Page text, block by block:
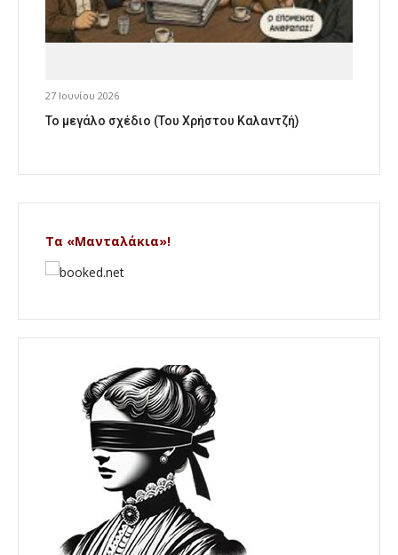
27 Ιουνίου 2026
Το μεγάλο σχέδιο (Του Χρήστου Καλαντζή)
Τα «Μανταλάκια»!